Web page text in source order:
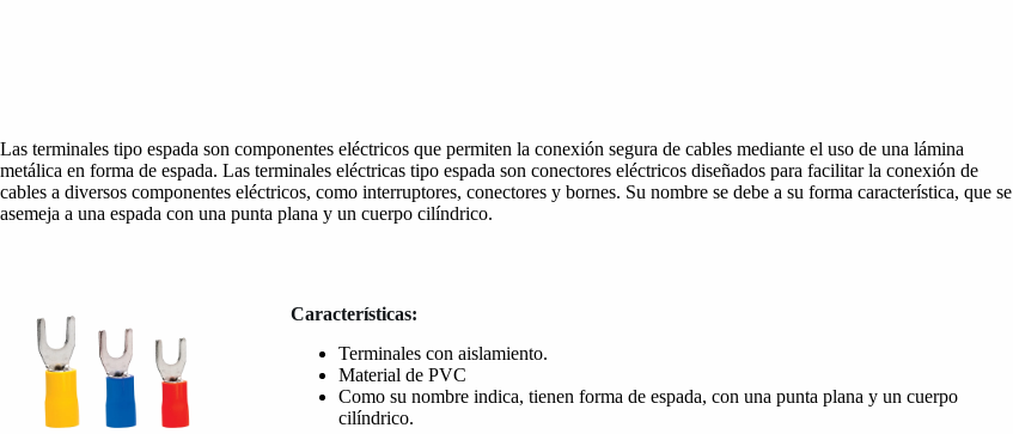
Las terminales tipo espada son componentes eléctricos que permiten la conexión segura de cables mediante el uso de una lámina
metálica en forma de espada. Las terminales eléctricas tipo espada son conectores eléctricos diseñados para facilitar la conexión de
cables a diversos componentes eléctricos, como interruptores, conectores y bornes. Su nombre se debe a su forma característica, que se
asemeja a una espada con una punta plana y un cuerpo cilíndrico.
Características:
Terminales con aislamiento.
Material de PVC
Como su nombre indica, tienen forma de espada, con una punta plana y un cuerpo
cilíndrico.